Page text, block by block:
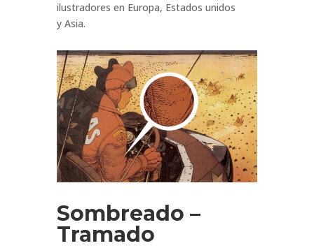
ilustradores en Europa, Estados unidos
y Asia.
Sombreado –
Tramado